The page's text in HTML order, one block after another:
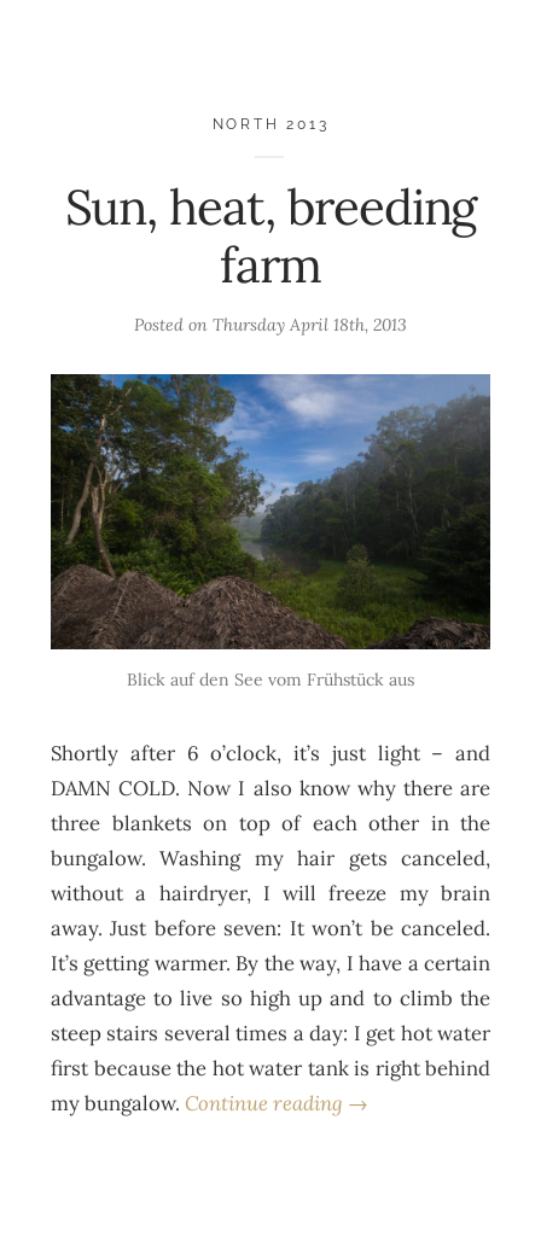
NORTH 2013
Sun, heat, breeding
farm
Posted on Thursday April 18th, 2013
Blick auf den See vom Frühstück aus
Shortly after 6 o’clock, it’s just light – and
DAMN COLD. Now I also know why there are
three blankets on top of each other in the
bungalow. Washing my hair gets canceled,
without a hairdryer, I will freeze my brain
away. Just before seven: It won’t be canceled.
It’s getting warmer. By the way, I have a certain
advantage to live so high up and to climb the
steep stairs several times a day: I get hot water
first because the hot water tank is right behind
my bungalow. Continue reading →